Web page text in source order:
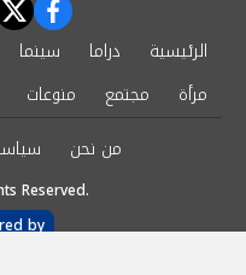
الرئيسية دراما سينما
مرأة
مجتمع
منوعات
من نحن
Reserved.
by